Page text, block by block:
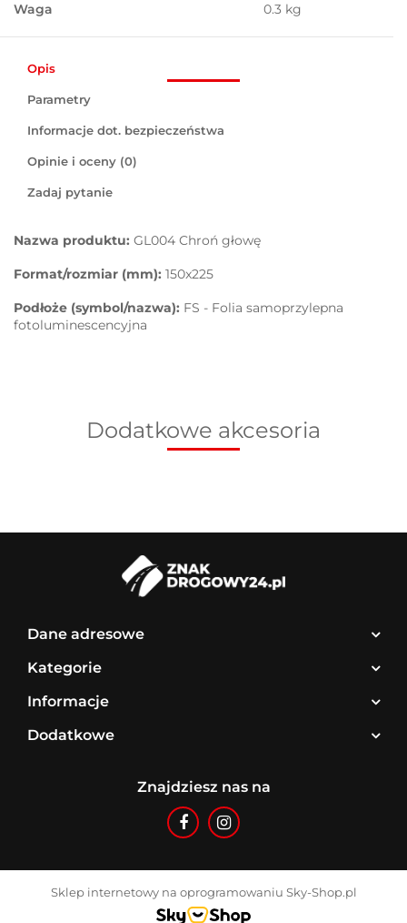
Waga 0.3 kg
Opis
Parametry
Informacje dot. bezpieczeństwa
Opinie i oceny (0)
Zadaj pytanie
Nazwa produktu: GL004 Chroń głowę
Format/rozmiar (mm): 150x225
Podłoże (symbol/nazwa): FS - Folia samoprzylepna
fotoluminescencyjna
Dodatkowe akcesoria
Dane adresowe
Kategorie
Informacje
Dodatkowe
Znajdziesz nas na
Sklep internetowy na oprogramowaniu Sky-Shop.pl